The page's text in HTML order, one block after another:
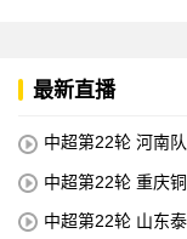
最新直播
中超第22轮 河南
中超第22轮 重庆
中超第22轮 山东